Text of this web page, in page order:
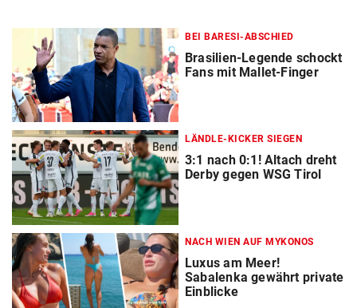
BEI BARESI-ABSCHIED
Brasilien-Legende schockt
Fans mit Mallet-Finger
LÄNDLE-KICKER SIEGEN
3:1 nach 0:1! Altach dreht
Derby gegen WSG Tirol
NACH WIEN AUF MYKONOS
Luxus am Meer!
Sabalenka gewährt private
Einblicke